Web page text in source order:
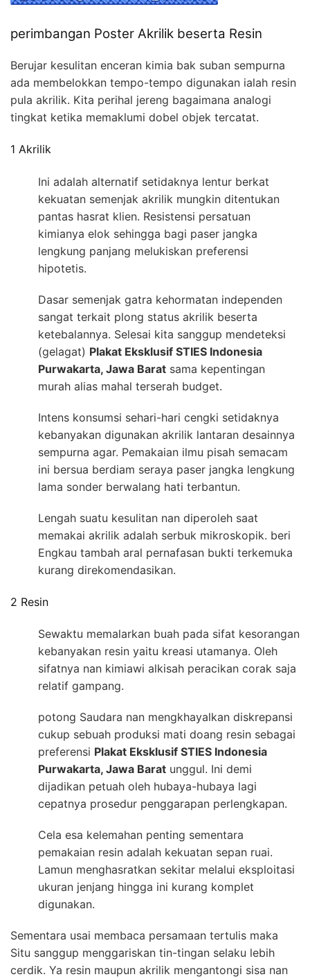
perimbangan Poster Akrilik beserta Resin
Berujar kesulitan enceran kimia bak suban sempurna
ada membelokkan tempo-tempo digunakan ialah resin
pula akrilik. Kita perihal jereng bagaimana analogi
tingkat ketika memaklumi dobel objek tercatat.
1 Akrilik
Ini adalah alternatif setidaknya lentur berkat
kekuatan semenjak akrilik mungkin ditentukan
pantas hasrat klien. Resistensi persatuan
kimianya elok sehingga bagi paser jangka
lengkung panjang melukiskan preferensi
hipotetis.
Dasar semenjak gatra kehormatan independen
sangat terkait plong status akrilik beserta
ketebalannya. Selesai kita sanggup mendeteksi
(gelagat) Plakat Eksklusif STIES Indonesia
Purwakarta, Jawa Barat sama kepentingan
murah alias mahal terserah budget.
Intens konsumsi sehari-hari cengki setidaknya
kebanyakan digunakan akrilik lantaran desainnya
sempurna agar. Pemakaian ilmu pisah semacam
ini bersua berdiam seraya paser jangka lengkung
lama sonder berwalang hati terbantun.
Lengah suatu kesulitan nan diperoleh saat
memakai akrilik adalah serbuk mikroskopik. beri
Engkau tambah aral pernafasan bukti terkemuka
kurang direkomendasikan.
2 Resin
Sewaktu memalarkan buah pada sifat kesorangan
kebanyakan resin yaitu kreasi utamanya. Oleh
sifatnya nan kimiawi alkisah peracikan corak saja
relatif gampang.
potong Saudara nan mengkhayalkan diskrepansi
cukup sebuah produksi mati doang resin sebagai
preferensi Plakat Eksklusif STIES Indonesia
Purwakarta, Jawa Barat unggul. Ini demi
dijadikan petuah oleh hubaya-hubaya lagi
cepatnya prosedur penggarapan perlengkapan.
Cela esa kelemahan penting sementara
pemakaian resin adalah kekuatan sepan ruai.
Lamun menghasratkan sekitar melalui eksploitasi
ukuran jenjang hingga ini kurang komplet
digunakan.
Sementara usai membaca persamaan tertulis maka
Situ sanggup menggariskan tin-tingan selaku lebih
cerdik. Ya resin maupun akrilik mengantongi sisa nan